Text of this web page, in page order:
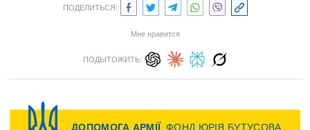
ПОДЕЛИТЬСЯ:
Мне нравится
ПОДЫТОЖИТЬ: